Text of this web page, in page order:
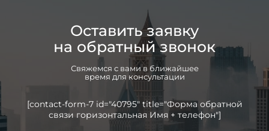
Оставить заявку
на обратный звонок
Свяжемся с вами в ближайшее
время для консультации
[contact-form-7 id="40795" title="Форма обратной
связи горизонтальная Имя + телефон"]